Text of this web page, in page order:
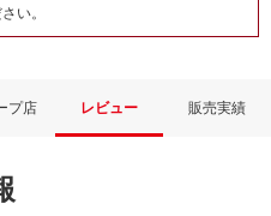
ト予約でキャンペーンに応募しよ
い。
プ店 レビュー 販売実績